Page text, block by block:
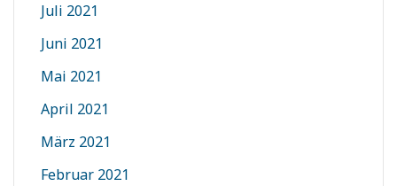
Juli 2021
Juni 2021
Mai 2021
April 2021
März 2021
Februar 2021